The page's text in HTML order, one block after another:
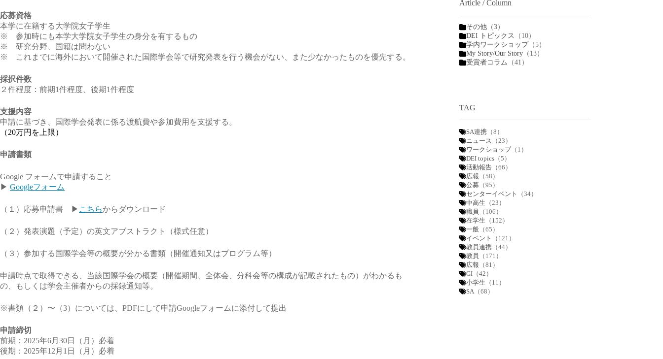
応募資格
本学に在籍する大学院女子学生
※ 参加時にも本学大学院女子学生の身分を有するもの
※ 研究分野、国籍は問わない
※ これまでに海外において開催された国際学会等で研究発表を行う機会がない、また少なかったものを優先する。
採択件数
２件程度：前期1件程度、後期1件程度
支援内容
申請に基づき、国際学会発表に係る渡航費や参加費用を支援する。
（20万円を上限）
申請書類
Google フォームで申請すること
▶ Googleフォーム
（１）応募申請書 ▶ こちらからダウンロード
（２）発表演題（予定）の英文アブストラクト（様式任意）
（３）参加する国際学会等の概要が分かる書類（開催通知又はプログラム等）
申請時点で取得できる、当該国際学会の概要（開催期間、全体会、分科会等の構成が記載されたもの）がわかるも
の、もしくは学会主催者からの採録通知等。
※書類（２）〜（3）については、PDFにして申請Googleフォームに添付して提出
申請締切
前期：2025年6月30日（月）必着
後期：2025年12月1日（月）必着
Article / Column
その他 （3）
DEI トピックス
（10）
学内ワークショップ （5）
My Story/Our Story （13）
受賞者コラム （41）
TAG
SA連携 （8）
ニュース （23）
ワークショップ（1）
DEI topics （5）
活動報告 （66）
広報 （58）
公募 （95）
センターイベント
（34）
中高生 （23）
職員
（106）
在学生 （152）
一般 （65）
イベント
（121）
教員連携 （44）
教員
（171）
広報 （81）
GI （42）
小学生 （11）
SA （68）